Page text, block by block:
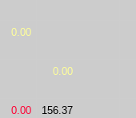
0.00
0.00
0.00 156.37